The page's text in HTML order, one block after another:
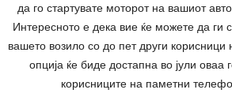
да го стартувате моторот на вашиот
Интересното е дека вие ќе можете да ги
вашето возило со до пет други корисници
опција ќе биде достапна во јули оваа
корисниците на паметни